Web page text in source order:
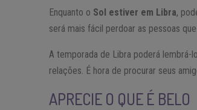
Enquanto o Sol estiver em Libra,
será mais fácil perdoar as pessoas
A temporada de Libra poderá lembrá-
relações. É hora de procurar seus
APRECIE O QUE É BELO